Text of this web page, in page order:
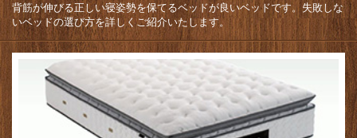
背筋が伸びる正しい寝姿勢を保てるベッドが良いベッドです。失敗しな
いベッドの選び方を詳しくご紹介いたします。